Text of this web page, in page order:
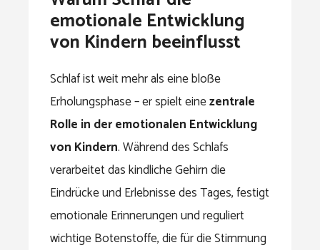
emotionale Entwicklung
von Kindern beeinflusst
Schlaf ist weit mehr als eine bloße
Erholungsphase – er spielt einezentrale
Rolle in der emotionalen Entwicklung
von Kindern. Während des Schlafs
verarbeitet das kindliche Gehirn die
Eindrücke und Erlebnisse des Tages, festigt
emotionale Erinnerungen und reguliert
wichtige Botenstoffe, die für die Stimmung